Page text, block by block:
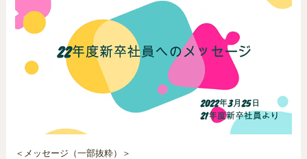
＜メッセージ（一部抜粋）＞